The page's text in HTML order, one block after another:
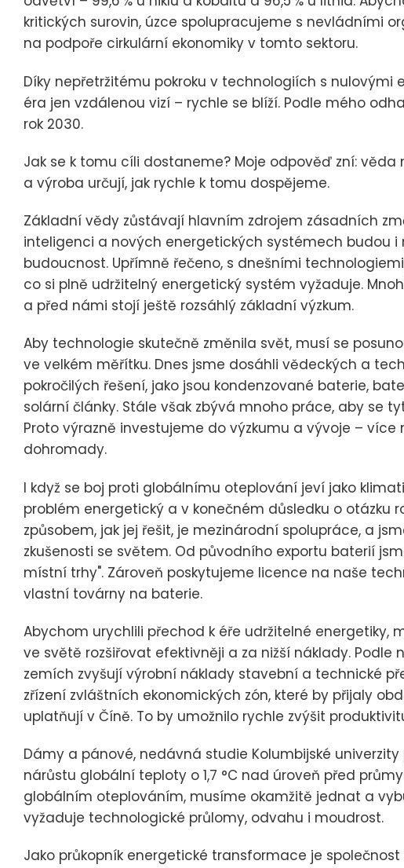
kritických surovin, úzce spolupracujeme s nevládními
na podpoře cirkulární ekonomiky v tomto sektoru.
Díky nepřetržitému pokroku v technologiích s
éra jen vzdálenou vizí – rychle se blíží. Podle mého
rok 2030.
Jak se k tomu cíli dostaneme? Moje odpověď zní: věda
a výroba určují, jak rychle k tomu dospějeme.
Základní vědy zůstávají hlavním zdrojem zásadních
inteligenci a nových energetických systémech budou
budoucnost. Upřímně řečeno, s dnešními
co si plně udržitelný energetický systém vyžaduje.
a před námi stojí ještě rozsáhlý základní výzkum.
Aby technologie skutečně změnila svět, musí se
ve velkém měřítku. Dnes jsme dosáhli vědeckých a
pokročilých řešení, jako jsou kondenzované baterie,
solární články. Stále však zbývá mnoho práce, aby se
Proto výrazně investujeme do výzkumu a vývoje –
dohromady.
I když se boj proti globálnímu oteplování jeví jako
problém energetický a v konečném důsledku o otázku
způsobem, jak jej řešit, je mezinárodní spolupráce, a
zkušenosti se světem. Od původního exportu baterií
místní trhy". Zároveň poskytujeme licence na naše
vlastní továrny na baterie.
Abychom urychlili přechod k éře udržitelné energetiky,
ve světě rozšiřovat efektivněji a za nižší náklady. Podle
zemích zvyšují výrobní náklady stavební a technické
zřízení zvláštních ekonomických zón, které by přijaly
uplatňují v Číně. To by umožnilo rychle zvýšit
Dámy a pánové, nedávná studie Kolumbijské
nárůstu globální teploty o 1,7 °C nad úroveň před
globálním oteplováním, musíme okamžitě jednat a
vyžaduje technologické průlomy, odvahu i moudrost.
Jako průkopník energetické transformace je